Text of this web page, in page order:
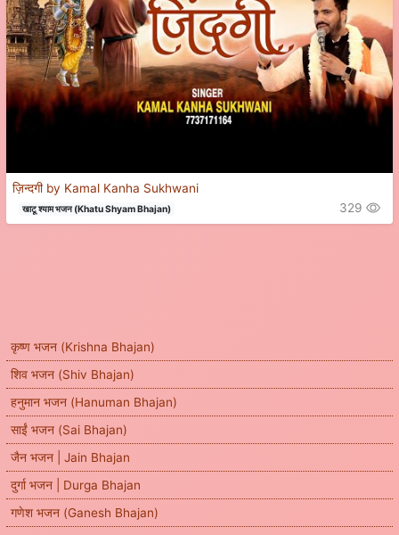
कृष्ण भजन (Krishna Bhajan)
शिव भजन (Shiv Bhajan)
हनुमान भजन (Hanuman Bhajan)
साईं भजन (Sai Bhajan)
जैन भजन | Jain Bhajan
दुर्गा भजन | Durga Bhajan
गणेश भजन (Ganesh Bhajan)
ज़िन्दगी by Kamal Kanha Sukhwani
खाटू श्याम भजन (Khatu Shyam Bhajan) 329